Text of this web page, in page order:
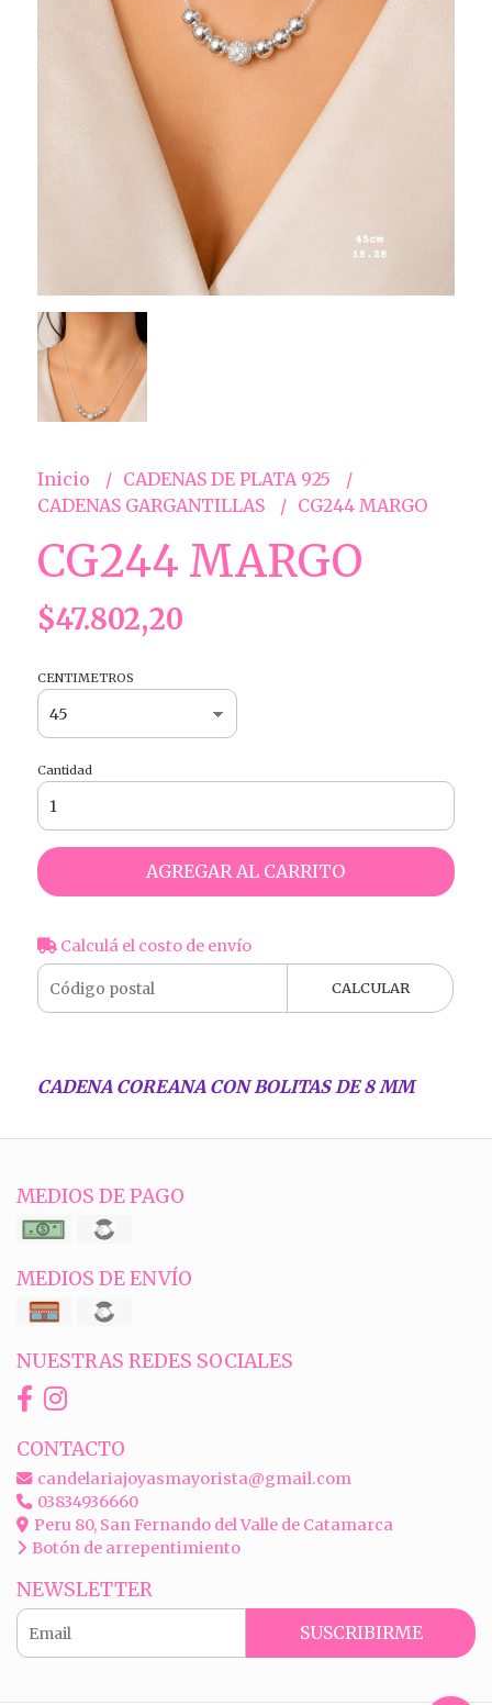
Inicio
CADENAS DE PLATA 925
CADENAS GARGANTILLAS
CG244 MARGO
CG244 MARGO
$47.802,20
CENTIMETROS
Cantidad
AGREGAR AL CARRITO
Calculá el costo de envío
CALCULAR
CADENA COREANA CON BOLITAS DE 8 MM
MEDIOS DE PAGO
MEDIOS DE ENVÍO
NUESTRAS REDES SOCIALES
CONTACTO
candelariajoyasmayorista@gmail.com
03834936660
Peru 80, San Fernando del Valle de Catamarca
Botón de arrepentimiento
NEWSLETTER
SUSCRIBIRME